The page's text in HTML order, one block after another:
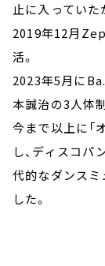
止に入っていた
2019年12月
活。
2023年5月に
本誠治の3人体
今まで以上に「
し、ディスコパ
代的なダンス
した。